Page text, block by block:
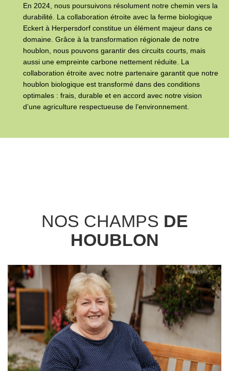
En 2024, nous poursuivons résolument notre chemin vers la
durabilité. La collaboration étroite avec la ferme biologique
Eckert à Herpersdorf constitue un élément majeur dans ce
domaine. Grâce à la transformation régionale de notre
houblon, nous pouvons garantir des circuits courts, mais
aussi une empreinte carbone nettement réduite. La
collaboration étroite avec notre partenaire garantit que notre
houblon biologique est transformé dans des conditions
optimales : frais, durable et en accord avec notre vision
d’une agriculture respectueuse de l’environnement.
NOS CHAMPS DE
HOUBLON